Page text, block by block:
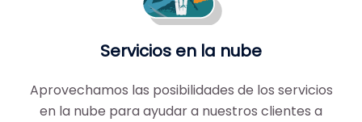
Servicios en la nube
Aprovechamos las posibilidades de los servicios
en la nube para ayudar a nuestros clientes a